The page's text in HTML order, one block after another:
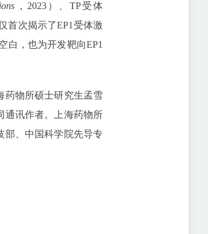
，2023）、TP受体
首次揭示了EP1受体激
白，也为开发靶向EP1
药物所硕士研究生孟雪
通讯作者。上海药物所
部、中国科学院先导专